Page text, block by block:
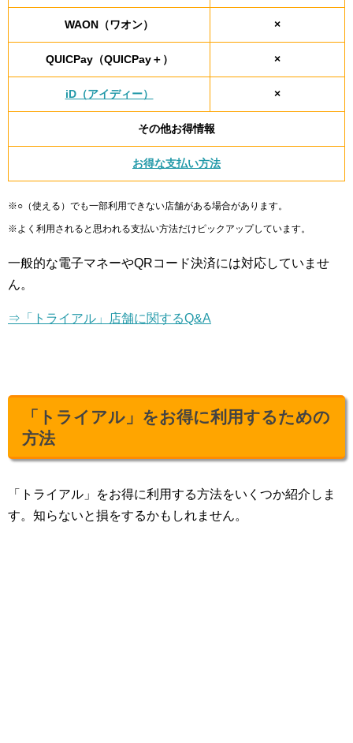
WAON（ワオン） ×
QUICPay（QUICPay＋） ×
iD（アイディー） ×
その他お得情報
お得な支払い方法
※○（使える）でも一部利用できない店舗がある場合があります。
※よく利用されると思われる支払い方法だけピックアップしています。
一般的な電子マネーやQRコード決済には対応していませ
ん。
⇒「トライアル」店舗に関するQ&A
「トライアル」をお得に利用するための
方法
「トライアル」をお得に利用する方法をいくつか紹介しま
す。知らないと損をするかもしれません。